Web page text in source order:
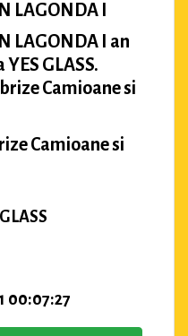
LAGONDA I
LAGONDA I an
GLASS.
Camioane si
Camioane si
00:07:27